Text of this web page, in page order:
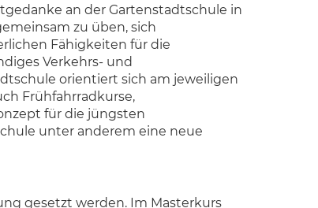
an der Gartenstadtschule in
zu üben, sich
Fähigkeiten für die
Verkehrs- und
orientiert sich am jeweiligen
Frühfahrradkurse,
für die jüngsten
unter anderem eine neue
gesetzt werden. Im Masterkurs